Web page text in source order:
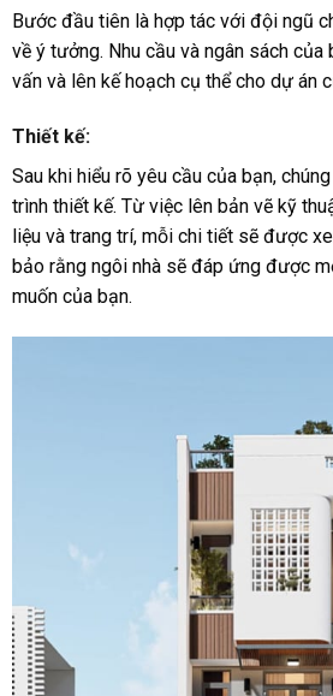
Bước đầu tiên là hợp tác với đội ngũ
về ý tưởng. Nhu cầu và ngân sách của
vấn và lên kế hoạch cụ thể cho dự án
Thiết kế:
Sau khi hiểu rõ yêu cầu của bạn,
trình thiết kế. Từ việc lên bản vẽ kỹ
liệu và trang trí, mỗi chi tiết sẽ được
bảo rằng ngôi nhà sẽ đáp ứng được
muốn của bạn.